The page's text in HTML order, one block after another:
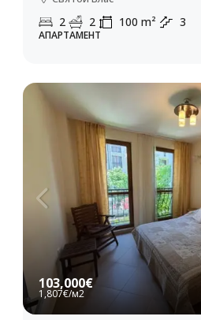
2 2 100 m² 3
АПАРТАМЕНТ
103,000€
1,807€/м2